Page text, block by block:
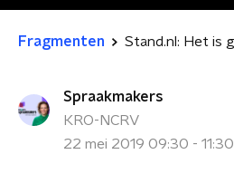
Fragmenten
Spraakmakers
KRO-NCRV
22 mei 2019 09:30 - 11:30